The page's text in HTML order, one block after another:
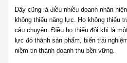
Đây cũng là điều nhiều doanh nhân
không thiếu năng lực. Họ không thiếu
câu chuyện. Điều họ thiếu đôi khi là
lực đó thành sản phẩm, biến trải
niềm tin thành doanh thu bền vững.